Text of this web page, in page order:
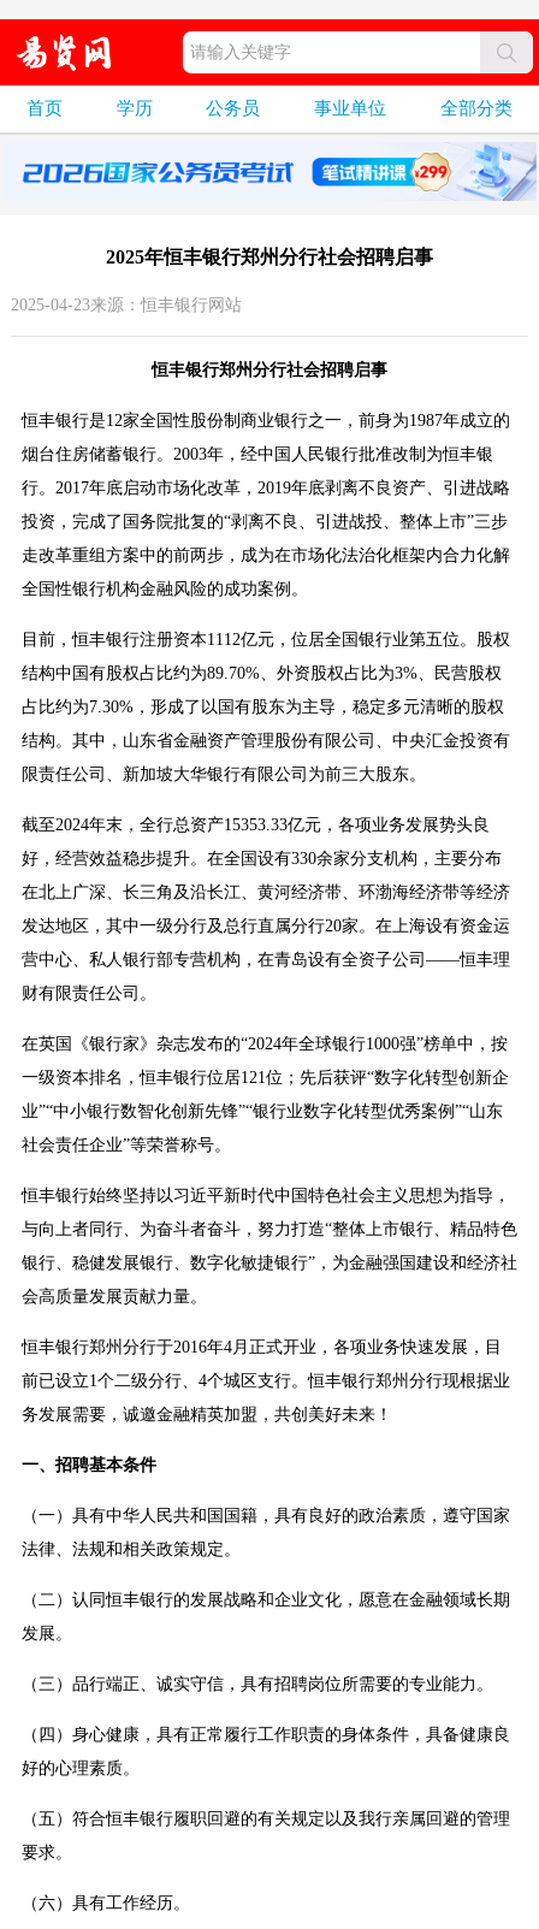
首页 学历 公务员 事业单位 全部分类
2025年恒丰银行郑州分行社会招聘启事
2025-04-23来源：恒丰银行网站
恒丰银行郑州分行社会招聘启事
恒丰银行是12家全国性股份制商业银行之一，前身为1987年成立的
烟台住房储蓄银行。2003年，经中国人民银行批准改制为恒丰银
行。2017年底启动市场化改革，2019年底剥离不良资产、引进战略
投资，完成了国务院批复的“剥离不良、引进战投、整体上市”三步
走改革重组方案中的前两步，成为在市场化法治化框架内合力化解
全国性银行机构金融风险的成功案例。
目前，恒丰银行注册资本1112亿元，位居全国银行业第五位。股权
结构中国有股权占比约为89.70%、外资股权占比为3%、民营股权
占比约为7.30%，形成了以国有股东为主导，稳定多元清晰的股权
结构。其中，山东省金融资产管理股份有限公司、中央汇金投资有
限责任公司、新加坡大华银行有限公司为前三大股东。
截至2024年末，全行总资产15353.33亿元，各项业务发展势头良
好，经营效益稳步提升。在全国设有330余家分支机构，主要分布
在北上广深、长三角及沿长江、黄河经济带、环渤海经济带等经济
发达地区，其中一级分行及总行直属分行20家。在上海设有资金运
营中心、私人银行部专营机构，在青岛设有全资子公司——恒丰理
财有限责任公司。
在英国《银行家》杂志发布的“2024年全球银行1000强”榜单中，按
一级资本排名，恒丰银行位居121位；先后获评“数字化转型创新企
业”“中小银行数智化创新先锋”“银行业数字化转型优秀案例”“山东
社会责任企业”等荣誉称号。
恒丰银行始终坚持以习近平新时代中国特色社会主义思想为指导，
与向上者同行、为奋斗者奋斗，努力打造“整体上市银行、精品特色
银行、稳健发展银行、数字化敏捷银行”，为金融强国建设和经济社
会高质量发展贡献力量。
恒丰银行郑州分行于2016年4月正式开业，各项业务快速发展，目
前已设立1个二级分行、4个城区支行。恒丰银行郑州分行现根据业
务发展需要，诚邀金融精英加盟，共创美好未来！
一、招聘基本条件
（一）具有中华人民共和国国籍，具有良好的政治素质，遵守国家
法律、法规和相关政策规定。
（二）认同恒丰银行的发展战略和企业文化，愿意在金融领域长期
发展。
（三）品行端正、诚实守信，具有招聘岗位所需要的专业能力。
（四）身心健康，具有正常履行工作职责的身体条件，具备健康良
好的心理素质。
（五）符合恒丰银行履职回避的有关规定以及我行亲属回避的管理
要求。
（六）具有工作经历。